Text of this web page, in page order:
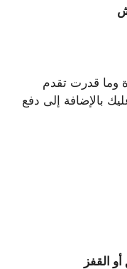
وما قدرت تقدم
بالإضافة إلى دفع
القفز